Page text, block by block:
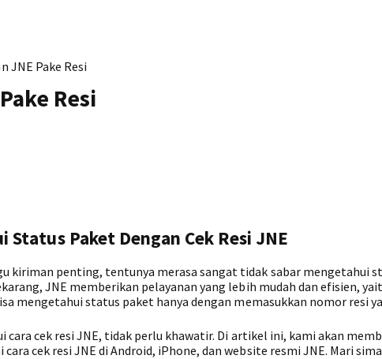
JNE Pake Resi
Resi
Status Paket Dengan Cek Resi JNE
kiriman penting, tentunya merasa sangat tidak sabar mengetahui
JNE memberikan pelayanan yang lebih mudah dan efisien,
mengetahui status paket hanya dengan memasukkan nomor resi
cara cek resi JNE, tidak perlu khawatir. Di artikel ini, kami akan
cek resi JNE di Android, iPhone, dan website resmi JNE. Mari